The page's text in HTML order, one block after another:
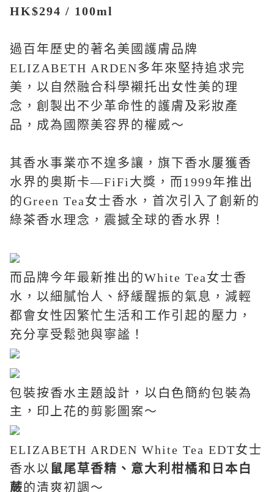
HK$294 / 100ml
過百年歷史的著名美國護膚品牌
ELIZABETH ARDEN多年來堅持追求完
美，以自然融合科學襯托出女性美的理
念，創製出不少革命性的護膚及彩妝產
品，成為國際美容界的權威～
其香水事業亦不遑多讓，旗下香水屢獲香
水界的奥斯卡—FiFi 大獎 ，而 1999年推出
的Green Tea女士香水，首次引入了創新的
綠茶香水理念，震撼全球的香水界 ！
而品牌今年最新推出的White Tea女士香
水，以細膩怡人、紓緩醒振的氣息，減輕
都會女性因繁忙生活和工作引起的壓力，
充分享受鬆弛與寧謐 ！
包裝按香水主題設計，以白色簡約包裝為
主，印上花的剪影圖案～
ELIZABETH ARDEN White Tea EDT女士
香水以 鼠尾草香精、意大利柑橘和日本白
蕨的清爽初調～